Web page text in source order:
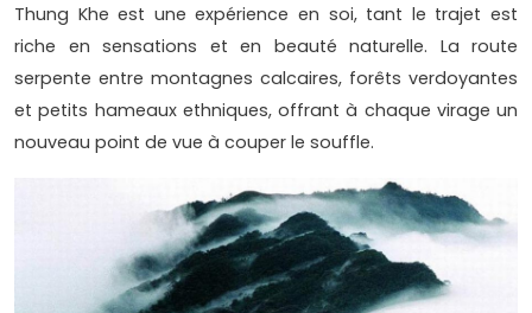
Thung Khe est une expérience en soi, tant le trajet est
riche en sensations et en beauté naturelle. La route
serpente entre montagnes calcaires, forêts verdoyantes
et petits hameaux ethniques, offrant à chaque virage un
nouveau point de vue à couper le souffle.